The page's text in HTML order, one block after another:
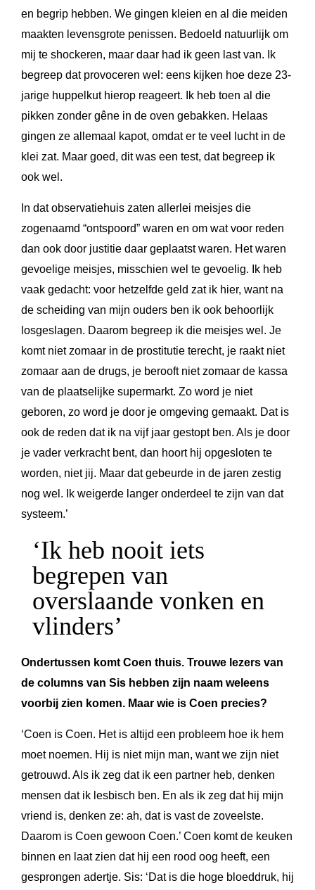
en begrip hebben. We gingen kleien en al die meiden
maakten levensgrote penissen. Bedoeld natuurlijk om
mij te shockeren, maar daar had ik geen last van. Ik
begreep dat provoceren wel: eens kijken hoe deze 23-
jarige huppelkut hierop reageert. Ik heb toen al die
pikken zonder gêne in de oven gebakken. Helaas
gingen ze allemaal kapot, omdat er te veel lucht in de
klei zat. Maar goed, dit was een test, dat begreep ik
ook wel.
In dat observatiehuis zaten allerlei meisjes die
zogenaamd “ontspoord” waren en om wat voor reden
dan ook door justitie daar geplaatst waren. Het waren
gevoelige meisjes, misschien wel te gevoelig. Ik heb
vaak gedacht: voor hetzelfde geld zat ik hier, want na
de scheiding van mijn ouders ben ik ook behoorlijk
losgeslagen. Daarom begreep ik die meisjes wel. Je
komt niet zomaar in de prostitutie terecht, je raakt niet
zomaar aan de drugs, je berooft niet zomaar de kassa
van de plaatselijke supermarkt. Zo word je niet
geboren, zo word je door je omgeving gemaakt. Dat is
ook de reden dat ik na vijf jaar gestopt ben. Als je door
je vader verkracht bent, dan hoort hij opgesloten te
worden, niet jij. Maar dat gebeurde in de jaren zestig
nog wel. Ik weigerde langer onderdeel te zijn van dat
systeem.’
‘Ik heb nooit iets
begrepen van
overslaande vonken en
vlinders’
Ondertussen komt Coen thuis. Trouwe lezers van
de columns van Sis hebben zijn naam weleens
voorbij zien komen. Maar wie is Coen precies?
‘Coen is Coen. Het is altijd een probleem hoe ik hem
moet noemen. Hij is niet mijn man, want we zijn niet
getrouwd. Als ik zeg dat ik een partner heb, denken
mensen dat ik lesbisch ben. En als ik zeg dat hij mijn
vriend is, denken ze: ah, dat is vast de zoveelste.
Daarom is Coen gewoon Coen.’ Coen komt de keuken
binnen en laat zien dat hij een rood oog heeft, een
gesprongen adertje. Sis: ‘Dat is die hoge bloeddruk, hij